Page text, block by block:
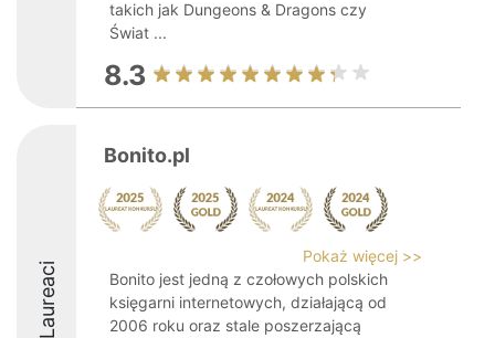
takich jak Dungeons & Dragons czy
Świat ...
8.3
Laureaci
Bonito.pl
Pokaż więcej >>
Bonito jest jedną z czołowych polskich
księgarni internetowych, działającą od
2006 roku oraz stale poszerzającą